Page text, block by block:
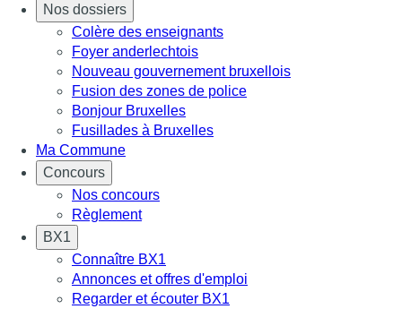
Nos dossiers
Colère des enseignants
Foyer anderlechtois
Nouveau gouvernement bruxellois
Fusion des zones de police
Bonjour Bruxelles
Fusillades à Bruxelles
Ma Commune
Concours
Nos concours
Règlement
BX1
Connaître BX1
Annonces et offres d'emploi
Regarder et écouter BX1